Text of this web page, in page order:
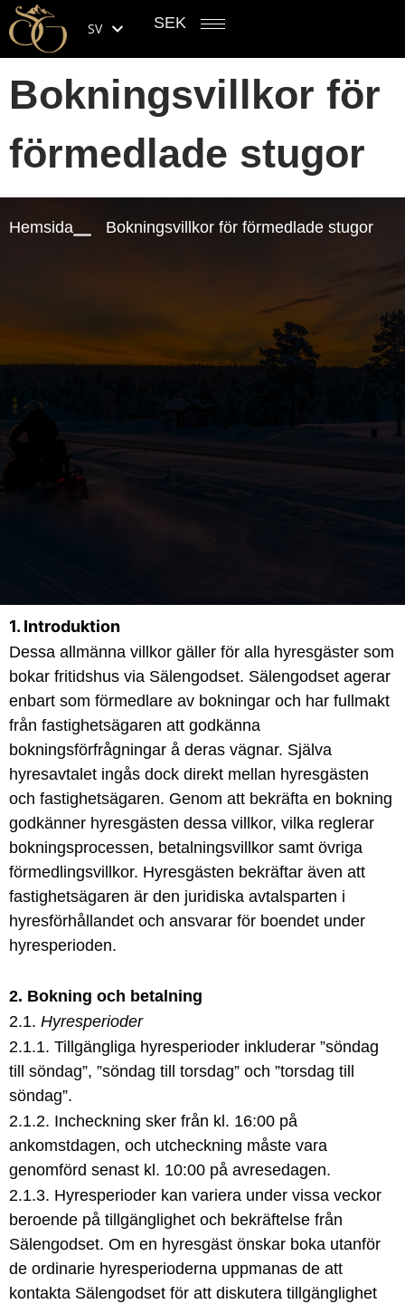
SV SEK
Bokningsvillkor för
förmedlade stugor
Hemsida Bokningsvillkor för förmedlade stugor
1. Introduktion
Dessa allmänna villkor gäller för alla hyresgäster som
bokar fritidshus via Sälengodset. Sälengodset agerar
enbart som förmedlare av bokningar och har fullmakt
från fastighetsägaren att godkänna
bokningsförfrågningar å deras vägnar. Själva
hyresavtalet ingås dock direkt mellan hyresgästen
och fastighetsägaren. Genom att bekräfta en bokning
godkänner hyresgästen dessa villkor, vilka reglerar
bokningsprocessen, betalningsvillkor samt övriga
förmedlingsvillkor. Hyresgästen bekräftar även att
fastighetsägaren är den juridiska avtalsparten i
hyresförhållandet och ansvarar för boendet under
hyresperioden.
2. Bokning och betalning
2.1. Hyresperioder
2.1.1. Tillgängliga hyresperioder inkluderar ”söndag
till söndag”, ”söndag till torsdag” och ”torsdag till
söndag”.
2.1.2. Incheckning sker från kl. 16:00 på
ankomstdagen, och utcheckning måste vara
genomförd senast kl. 10:00 på avresedagen.
2.1.3. Hyresperioder kan variera under vissa veckor
beroende på tillgänglighet och bekräftelse från
Sälengodset. Om en hyresgäst önskar boka utanför
de ordinarie hyresperioderna uppmanas de att
kontakta Sälengodset för att diskutera tillgänglighet